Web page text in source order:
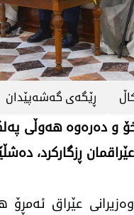
ڕێگەی گه‌شه‌پێدان
و دەرەوە هەوڵی
ڕزگارکرد،